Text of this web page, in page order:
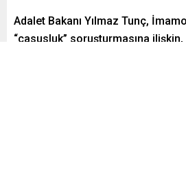
Adalet Bakanı Yılmaz Tunç,
“casusluk” soruşturmasına ilişkin,